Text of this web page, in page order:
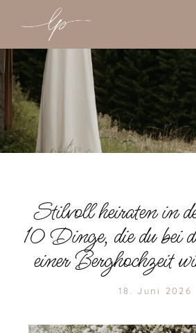
Stilvoll heiraten in
10 Dinge, die du bei
einer Berghochzeit
18. Juni 2026